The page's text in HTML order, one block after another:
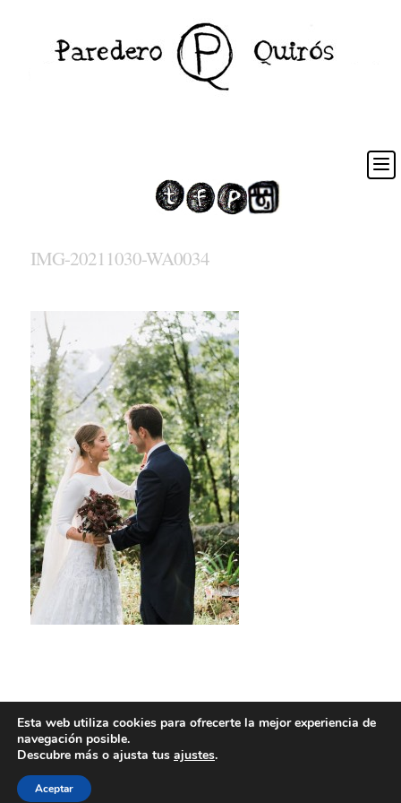
IMG-20211030-WA0034
Esta web utiliza cookies para ofrecerte la mejor experiencia de
navegación posible.
Descubre más o ajusta tus ajustes.
Aceptar